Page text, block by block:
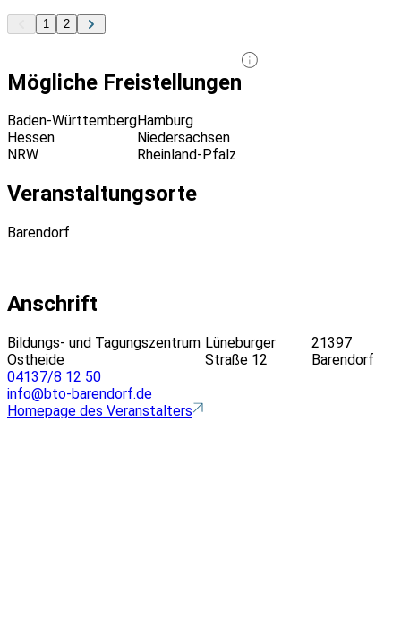
1 2
Mögliche Freistellungen
Baden-Württemberg
Hessen
NRW
Hamburg
Niedersachsen
Rheinland-Pfalz
Veranstaltungsorte
Barendorf
Anschrift
Bildungs- und Tagungszentrum
Ostheide
Lüneburger
Straße 12
21397
Barendorf
04137/8 12 50
info@bto-barendorf.de
Homepage des Veranstalters